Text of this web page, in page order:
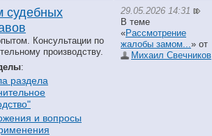
судебных
Консультации по
производству.
:
раздела
и вопросы
29.05.2026 14:31
В теме
«Рассмотрение
жалобы замом... » от
Михаил Свечников